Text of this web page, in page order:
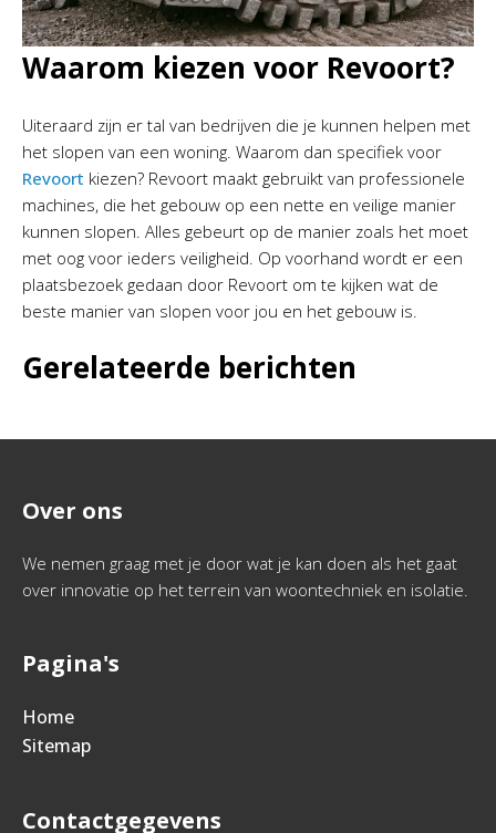
Waarom kiezen voor Revoort?
Uiteraard zijn er tal van bedrijven die je kunnen helpen met
het slopen van een woning. Waarom dan specifiek voor
Revoort kiezen? Revoort maakt gebruikt van professionele
machines, die het gebouw op een nette en veilige manier
kunnen slopen. Alles gebeurt op de manier zoals het moet
met oog voor ieders veiligheid. Op voorhand wordt er een
plaatsbezoek gedaan door Revoort om te kijken wat de
beste manier van slopen voor jou en het gebouw is.
Gerelateerde berichten
Over ons
We nemen graag met je door wat je kan doen als het gaat
over innovatie op het terrein van woontechniek en isolatie.
Pagina's
Home
Sitemap
Contactgegevens